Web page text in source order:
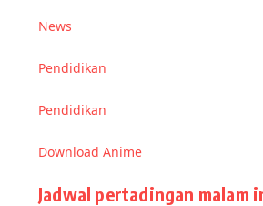
News
Pendidikan
Pendidikan
Download Anime
Jadwal pertadingan malam